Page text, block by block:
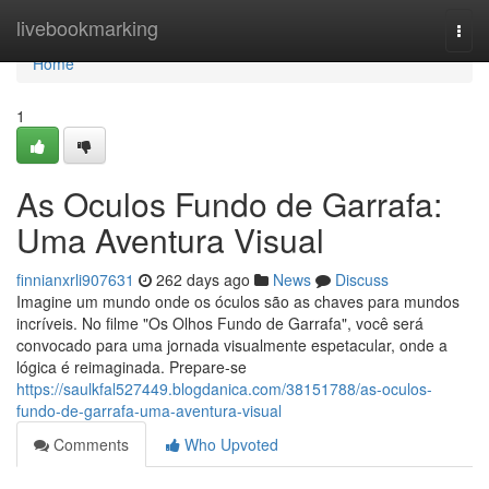
livebookmarking
Home
Home
1
As Oculos Fundo de Garrafa:
Uma Aventura Visual
finnianxrli907631 262 days ago News
Discuss
Imagine um mundo onde os óculos são as chaves para mundos
incríveis. No filme "Os Olhos Fundo de Garrafa", você será
convocado para uma jornada visualmente espetacular, onde a
lógica é reimaginada. Prepare-se
https://saulkfal527449.blogdanica.com/38151788/as-oculos-
fundo-de-garrafa-uma-aventura-visual
Comments
Who Upvoted